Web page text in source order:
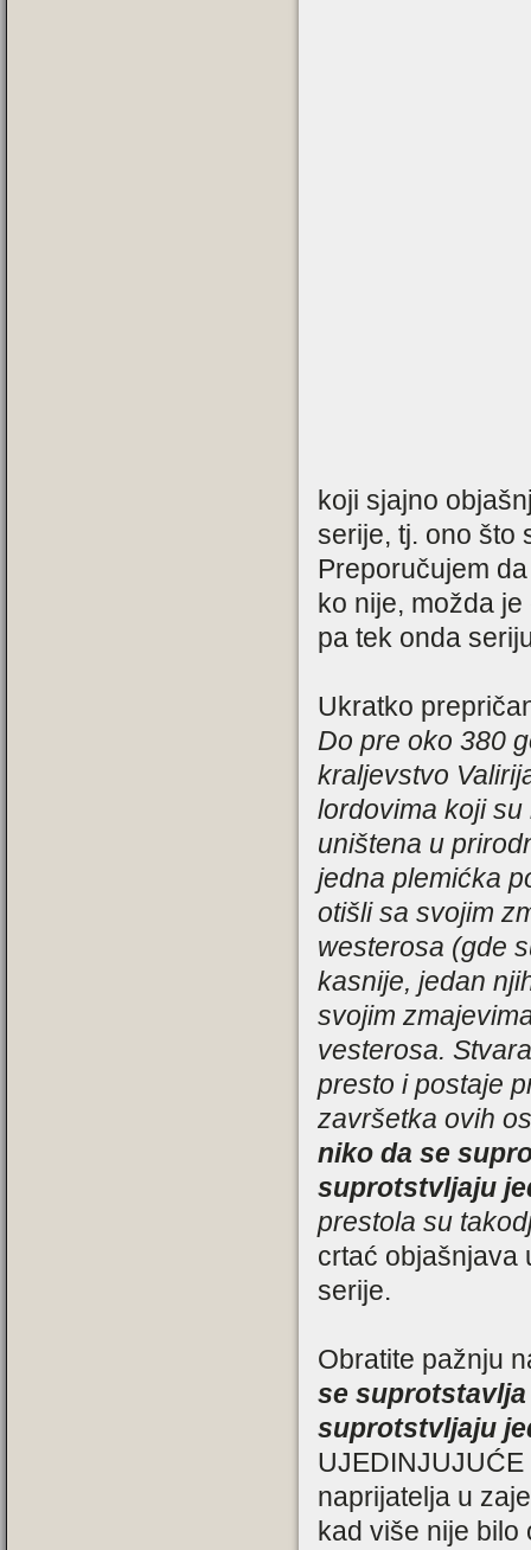
koji sjajno
serije, tj. ono što
Preporučujem
ko nije, možda
pa tek onda
Ukratko
Do pre oko 380
kraljevstvo
lordovima koji
uništena u
jedna plemićka
otišli sa svojim
westerosa (gde
kasnije, jedan
svojim
vesterosa.
presto i postaje
završetka ovih
niko da se
suprotstvljaju
prestola su
crtać objašnjava
serije.
Obratite pažnju
se
suprotstvljaju
naprijatelja u
kad više nije bilo